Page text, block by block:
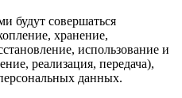
будут совершаться
хранение,
использование и
реализация, передача),
данных.